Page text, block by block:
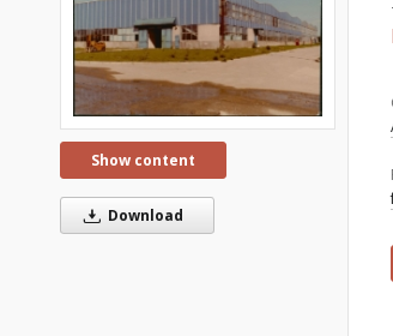
Show content
Download